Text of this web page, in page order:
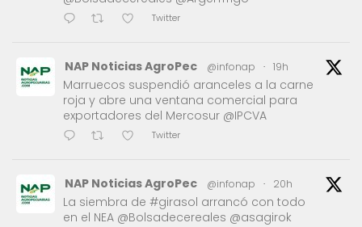
Twitter
NAP Noticias AgroPec @infonap · 19h
Marruecos suspendió aranceles a la carne
roja y abre una ventana comercial para
exportadores del Mercosur @IPCVA
Twitter
NAP Noticias AgroPec @infonap · 20h
La siembra de #girasol arrancó con todo
en el NEA @Bolsadecereales @asagirok